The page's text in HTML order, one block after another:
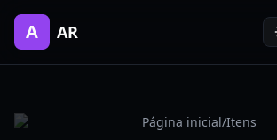
A AR
Página inicial/Itens